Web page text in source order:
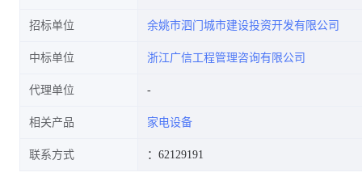
招标单位 余姚市泗门城市建设投资开发有限公司
中标单位 浙江广信工程管理咨询有限公司
代理单位
相关产品 家电设备
联系方式 ：62129191